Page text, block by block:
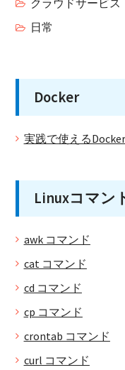
日常
Docker
実践で使える
Linuxコマン
awk コマンド
cat コマンド
cd コマンド
cp コマンド
crontab コマンド
curl コマンド